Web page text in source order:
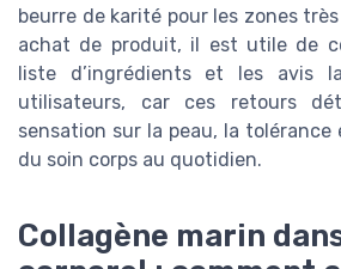
beurre de karité pour les zones
achat de produit, il est utile de
liste d’ingrédients et les avis
utilisateurs, car ces retours
sensation sur la peau, la
du soin corps au quotidien.
Collagène marin